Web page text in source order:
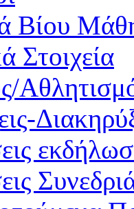
Βίου
Στοιχεία